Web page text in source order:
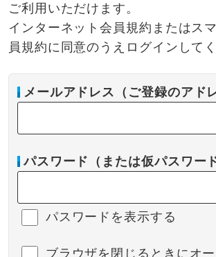
ご利用いただけます。
インターネット会員規約またはス
員規約に同意のうえログインしてく
メールアドレス（ご登録のアド
パスワード（または仮パスワード
パスワードを表示する
ブラウザを閉じるときにオ